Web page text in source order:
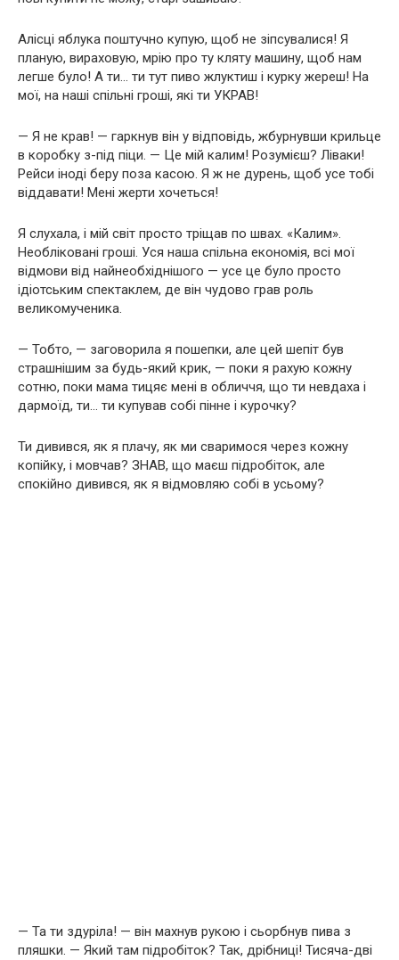
Алісці яблука поштучно купую, щоб не зіпсувалися! Я
планую, вираховую, мрію про ту кляту машину, щоб нам
легше було! А ти… ти тут пиво жлуктиш і курку жереш! На
мої, на наші спільні гроші, які ти УКРАВ!
— Я не крав! — гаркнув він у відповідь, жбурнувши крильце
в коробку з-під піци. — Це мій калим! Розумієш? Ліваки!
Рейси іноді беру поза касою. Я ж не дурень, щоб усе тобі
віддавати! Мені жерти хочеться!
Я слухала, і мій світ просто тріщав по швах. «Калим».
Необліковані гроші. Уся наша спільна економія, всі мої
відмови від найнеобхіднішого — усе це було просто
ідіотським спектаклем, де він чудово грав роль
великомученика.
— Тобто, — заговорила я пошепки, але цей шепіт був
страшнішим за будь-який крик, — поки я рахую кожну
сотню, поки мама тицяє мені в обличчя, що ти невдаха і
дармоїд, ти… ти купував собі пінне і курочку?
Ти дивився, як я плачу, як ми сваримося через кожну
копійку, і мовчав? ЗНАВ, що маєш підробіток, але
спокійно дивився, як я відмовляю собі в усьому?
— Та ти здуріла! — він махнув рукою і сьорбнув пива з
пляшки. — Який там підробіток? Так, дрібниці! Тисяча-дві